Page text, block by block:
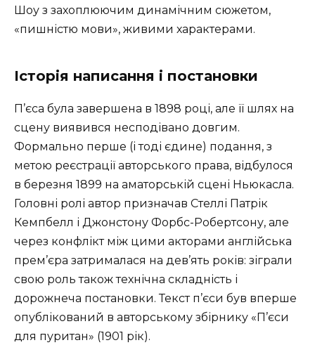
Шоу з захоплюючим динамічним сюжетом,
«пишністю мови», живими характерами.
Історія написання і постановки
П’єса була завершена в 1898 році, але її шлях на
сцену виявився несподівано довгим.
Формально перше (і тоді єдине) подання, з
метою реєстрації авторського права, відбулося
в березня 1899 на аматорській сцені Ньюкасла.
Головні ролі автор призначав Стеллі Патрік
Кемпбелл і Джонстону Форбс-Робертсону, але
через конфлікт між цими акторами англійська
прем’єра затрималася на дев’ять років: зіграли
свою роль також технічна складність і
дорожнеча постановки. Текст п’єси був вперше
опублікований в авторському збірнику «П’єси
для пуритан» (1901 рік).